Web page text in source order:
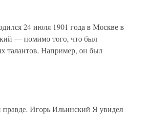
24 июля 1901 года в Москве в
— помимо того, что был
талантов. Например, он был
Игорь Ильинский Я увидел